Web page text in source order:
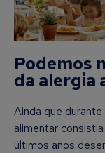
Podemos
da alergia
Ainda que
alimentar
últimos anos